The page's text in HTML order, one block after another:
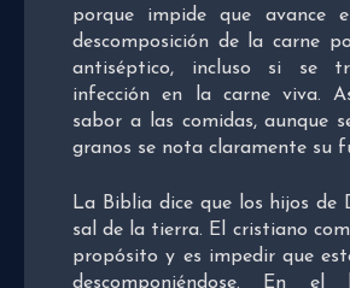
porque impide que avance
descomposición de la carne
antiséptico, incluso si se
infección en la carne viva.
sabor a las comidas, aunque
granos se nota claramente su
La Biblia dice que los hijos de
sal de la tierra. El cristiano
propósito y es impedir que
descomponiéndose. En el